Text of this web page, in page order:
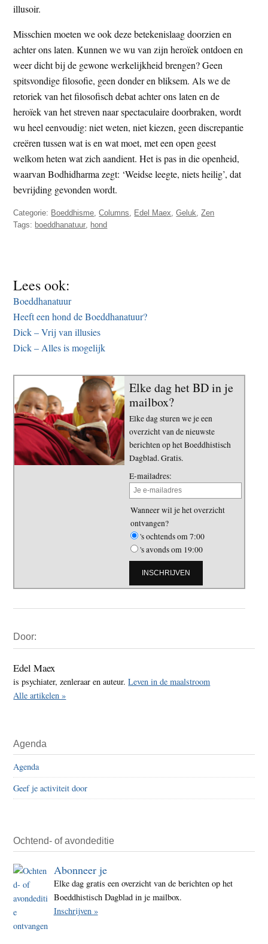
illusoir.
Misschien moeten we ook deze betekenislaag doorzien en
achter ons laten. Kunnen we wu van zijn heroïek ontdoen en
weer dicht bij de gewone werkelijkheid brengen? Geen
spitsvondige filosofie, geen donder en bliksem. Als we de
retoriek van het filosofisch debat achter ons laten en de
heroïek van het streven naar spectaculaire doorbraken, wordt
wu heel eenvoudig: niet weten, niet kiezen, geen discrepantie
creëren tussen wat is en wat moet, met een open geest
welkom heten wat zich aandient. Het is pas in die openheid,
waarvan Bodhidharma zegt: ‘Weidse leegte, niets heilig’, dat
bevrijding gevonden wordt.
Categorie: Boeddhisme ,Columns Edel Maex ,Geluk ,Zen
Tags: boeddhanatuur hond
Lees ook:
Boeddhanatuur
Heeft een hond de Boeddhanatuur?
Dick – Vrij van illusies
Dick – Alles is mogelijk
Elke dag het BD in je
mailbox?
Elke dag sturen we je een
overzicht van de nieuwste
berichten op het Boeddhistisch
Dagblad. Gratis.
E-mailadres:
Wanneer wil je het overzicht
ontvangen?
's ochtends om 7:00
's avonds om 19:00
Sidebar
Door:
Edel Maex
is psychiater, zenleraar en auteur.Leven in de maalstroom
Alle artikelen »
Agenda
Agenda
Geef je activiteit door
Ochtend- of avondeditie
Abonneer je
Elke dag gratis een overzicht van de berichten op het
Boeddhistisch Dagblad in je mailbox.
Inschrijven »